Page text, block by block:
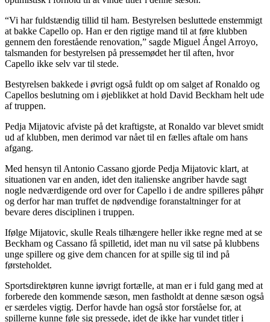
“Vi har fuldstændig tillid til ham. Bestyrelsen besluttede enstemmigt
at bakke Capello op. Han er den rigtige mand til at føre klubben
gennem den forestående renovation,” sagde Miguel Ángel Arroyo,
talsmanden for bestyrelsen på pressemødet her til aften, hvor
Capello ikke selv var til stede.
Bestyrelsen bakkede i øvrigt også fuldt op om salget af Ronaldo og
Capellos beslutning om i øjeblikket at hold David Beckham helt ude
af truppen.
Pedja Mijatovic afviste på det kraftigste, at Ronaldo var blevet smidt
ud af klubben, men derimod var nået til en fælles aftale om hans
afgang.
Med hensyn til Antonio Cassano gjorde Pedja Mijatovic klart, at
situationen var en anden, idet den italienske angriber havde sagt
nogle nedværdigende ord over for Capello i de andre spilleres påhør
og derfor har man truffet de nødvendige foranstaltninger for at
bevare deres disciplinen i truppen.
Ifølge Mijatovic, skulle Reals tilhængere heller ikke regne med at se
Beckham og Cassano få spilletid, idet man nu vil satse på klubbens
unge spillere og give dem chancen for at spille sig til ind på
førsteholdet.
Sportsdirektøren kunne iøvrigt fortælle, at man er i fuld gang med at
forberede den kommende sæson, men fastholdt at denne sæson også
er særdeles vigtig. Derfor havde han også stor forståelse for, at
spillerne kunne føle sig pressede, idet de ikke har vundet titler i